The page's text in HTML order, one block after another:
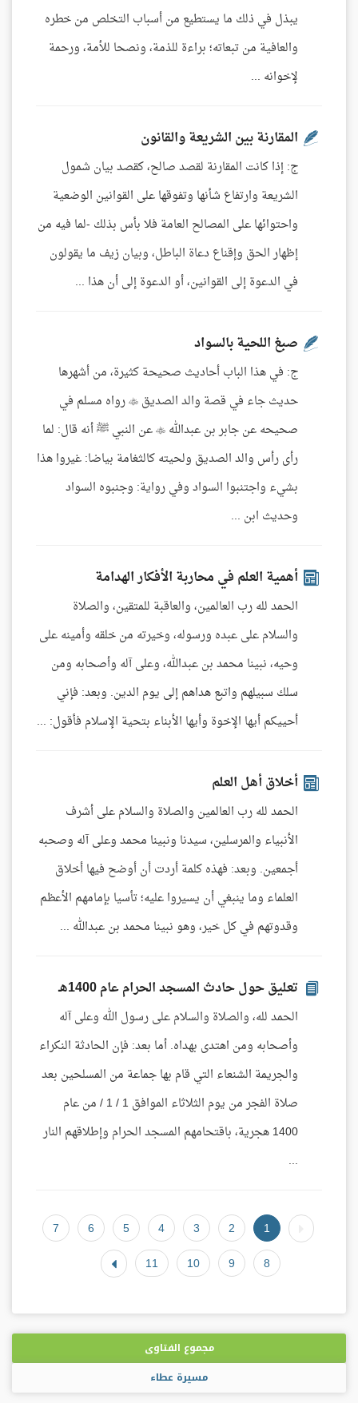
يبذل في ذلك ما يستطيع من أسباب التخلص من خطره
والعافية من تبعاته؛ براءة للذمة، ونصحا للأمة، ورحمة
لإخوانه ...
المقارنة بين الشريعة والقانون
ج: إذا كانت المقارنة لقصد صالح، كقصد بيان شمول
الشريعة وارتفاع شأنها وتفوقها على القوانين الوضعية
واحتوائها على المصالح العامة فلا بأس بذلك -لما فيه من
إظهار الحق وإقناع دعاة الباطل، وبيان زيف ما يقولون
في الدعوة إلى القوانين، أو الدعوة إلى أن هذا ...
صبغ اللحية بالسواد
ج: في هذا الباب أحاديث صحيحة كثيرة، من أشهرها
حديث جاء في قصة والد الصديق  رواه مسلم في
صحيحه عن جابر بن عبدالله  عن النبي ﷺ أنه قال: لما
رأى رأس والد الصديق ولحيته كالثغامة بياضا: غيروا هذا
بشيء واجتنبوا السواد وفي رواية: وجنبوه السواد
وحديث ابن ...
أهمية العلم في محاربة الأفكار الهدامة
الحمد لله رب العالمين، والعاقبة للمتقين، والصلاة
والسلام على عبده ورسوله، وخيرته من خلقه وأمينه على
وحيه، نبينا محمد بن عبدالله، وعلى آله وأصحابه ومن
سلك سبيلهم واتبع هداهم إلى يوم الدين. وبعد: فإني
أحييكم أيها الإخوة وأيها الأبناء بتحية الإسلام فأقول: ...
أخلاق أهل العلم
الحمد لله رب العالمين والصلاة والسلام على أشرف
الأنبياء والمرسلين، سيدنا ونبينا محمد وعلى آله وصحبه
أجمعين. وبعد: فهذه كلمة أردت أن أوضح فيها أخلاق
العلماء وما ينبغي أن يسيروا عليه؛ تأسيا بإمامهم الأعظم
وقدوتهم في كل خير، وهو نبينا محمد بن عبدالله ...
تعليق حول حادث المسجد الحرام عام 1400هـ
الحمد لله، والصلاة والسلام على رسول الله وعلى آله
وأصحابه ومن اهتدى بهداه. أما بعد: فإن الحادثة النكراء
والجريمة الشنعاء التي قام بها جماعة من المسلحين بعد
صلاة الفجر من يوم الثلاثاء الموافق 1 / 1 / من عام
1400 هجرية، باقتحامهم المسجد الحرام وإطلاقهم النار
...
1
2
3
4
5
6
7
8
9
10
11
مجموع الفتاوى
مسيرة عطاء